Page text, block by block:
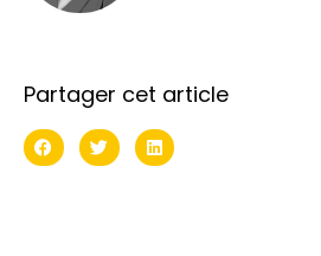
Partager cet article